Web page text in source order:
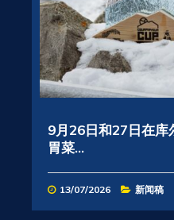
9月26日和27日在库
胃菜...
13/07/2026 新闻稿